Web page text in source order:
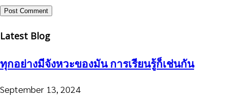
Latest Blog
ทุกอย่างมีจังหวะของมัน การเรียนรู้ก็เช่นกัน
September 13, 2024